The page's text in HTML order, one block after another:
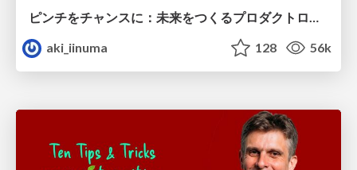
ピンチをチャンスに：未来をつくるプロダクトロードマップ #pmconf2020
aki_iinuma
128 56k